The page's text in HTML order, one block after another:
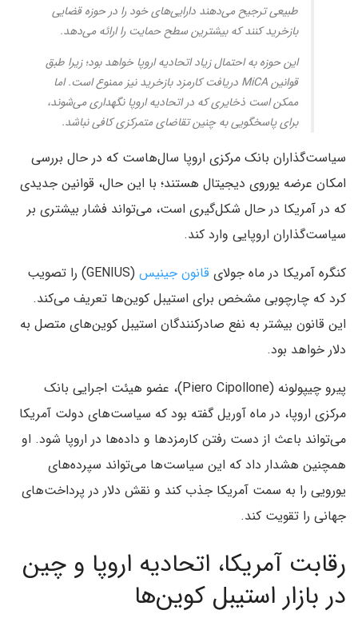
طبیعی ترجیح می‌دهند دارایی‌های خود را در حوزه قضایی‌
بازخرید کنند که بیشترین سطح حمایت را ارائه می‌دهد.
این حوزه به احتمال زیاد اتحادیه اروپا خواهد بود؛ زیرا طبق
قوانین MiCA دریافت کارمزد بازخرید نیز ممنوع است. اما
ممکن است ذخایری که در اتحادیه اروپا نگهداری می‌شوند،
برای پاسخگویی به چنین تقاضای متمرکزی کافی نباشد.
سیاست‌گذاران بانک مرکزی اروپا سال‌هاست که در حال بررسی
امکان عرضه یوروی دیجیتال هستند؛ با این حال، قوانین جدیدی
که در آمریکا در حال شکل‌گیری است، می‌تواند فشار بیشتری بر
سیاست‌گذاران اروپایی وارد کند.
کنگره آمریکا در ماه جولای قانون جینیس
(GENIUS) را تصویب
کرد که چارچوبی مشخص برای استیبل‌ کوین‌ها تعریف می‌کند.
این قانون بیشتر به نفع صادرکنندگان استیبل‌ کوین‌های متصل به
دلار خواهد بود.
پیرو چیپولونه (Piero Cipollone)، عضو هیئت اجرایی بانک
مرکزی اروپا، در ماه آوریل گفته بود که سیاست‌های دولت آمریکا
می‌تواند باعث از دست رفتن کارمزدها و داده‌ها در اروپا شود. او
همچنین هشدار داد که این سیاست‌ها می‌تواند سپرده‌های
یورویی را به سمت آمریکا جذب کند و نقش دلار در پرداخت‌های
جهانی را تقویت کند.
رقابت آمریکا، اتحادیه اروپا و چین
در بازار استیبل‌ کوین‌ها